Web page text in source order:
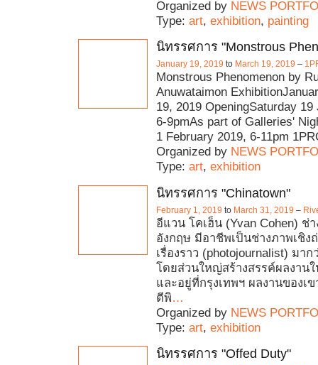
Organized by NEWS
Type: art, exhibition, painting
นิทรรศการ "Monstrous
January 19, 2019 to March 19, 2019 –
Monstrous Phenomenon by
Anuwataimon
19, 2019 OpeningSaturday 19
6-9pmAs part of Galleries'
1 February 2019, 6-11pm
Organized by NEWS
Type: art, exhibition
นิทรรศการ "Chinatown"
February 1, 2019 to March 31, 2019 –
อีแวน โคเฮ็น (Yvan Cohen) ช่
อังกฤษ มีอาชีพเป็นช่างภาพเชิง
เรื่องราว (photojournalist) มา
โดยส่วนใหญ่สร้างสรรค์ผลงานใ
และอยู่ที่กรุงเทพฯ ผลงานของเ
ตีพิ…
Organized by NEWS
Type: art, exhibition
นิทรรศการ "Offed Duty"